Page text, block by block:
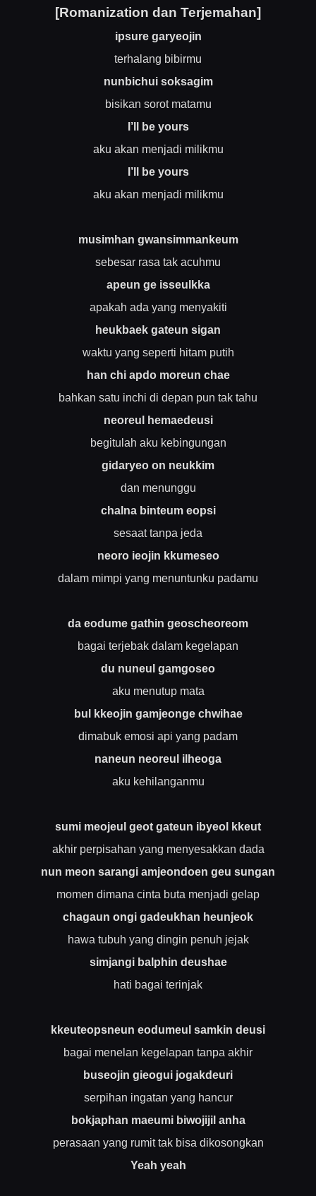
[Romanization dan Terjemahan]
ipsure garyeojin
terhalang bibirmu
nunbichui soksagim
bisikan sorot matamu
I’ll be yours
aku akan menjadi milikmu
I’ll be yours
aku akan menjadi milikmu
musimhan gwansimmankeum
sebesar rasa tak acuhmu
apeun ge isseulkka
apakah ada yang menyakiti
heukbaek gateun sigan
waktu yang seperti hitam putih
han chi apdo moreun chae
bahkan satu inchi di depan pun tak tahu
neoreul hemaedeusi
begitulah aku kebingungan
gidaryeo on neukkim
dan menunggu
chalna binteum eopsi
sesaat tanpa jeda
neoro ieojin kkumeseo
dalam mimpi yang menuntunku padamu
da eodume gathin geoscheoreom
bagai terjebak dalam kegelapan
du nuneul gamgoseo
aku menutup mata
bul kkeojin gamjeonge chwihae
dimabuk emosi api yang padam
naneun neoreul ilheoga
aku kehilanganmu
sumi meojeul geot gateun ibyeol kkeut
akhir perpisahan yang menyesakkan dada
nun meon sarangi amjeondoen geu sungan
momen dimana cinta buta menjadi gelap
chagaun ongi gadeukhan heunjeok
hawa tubuh yang dingin penuh jejak
simjangi balphin deushae
hati bagai terinjak
kkeuteopsneun eodumeul samkin deusi
bagai menelan kegelapan tanpa akhir
buseojin gieogui jogakdeuri
serpihan ingatan yang hancur
bokjaphan maeumi biwojijil anha
perasaan yang rumit tak bisa dikosongkan
Yeah yeah